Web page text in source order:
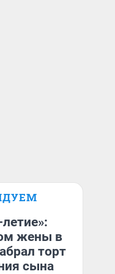
жены в
торт
сына